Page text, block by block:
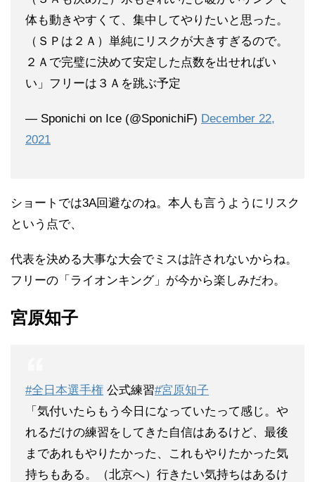
体も動きやすくて、集中してやりたいと思った。
（ＳＰは２Ａ）単純にリスクが大きすぎるので。
２Ａで完璧に決めて安定した点数を出せればい
い」フリーは３Ａを跳ぶ予定
— Sponichi on Ice (@SponichiF) December 22,
2021
ショートでは3A回避なのね。本人も言うようにリスク
という点で、
代表を決める大事な大会でミスは許されないからね。
フリーの「ライオンキング」が今から楽しみだわ。
宮原知子
#全日本選手権 公式練習#宮原知子
「気付いたらもう今日になっていたって感じ。や
れるだけの練習をしてきた自信はあるけど、最後
まであれもやりたかった、これもやりたかった気
持ちもある。（北京へ）行きたい気持ちはあるけ